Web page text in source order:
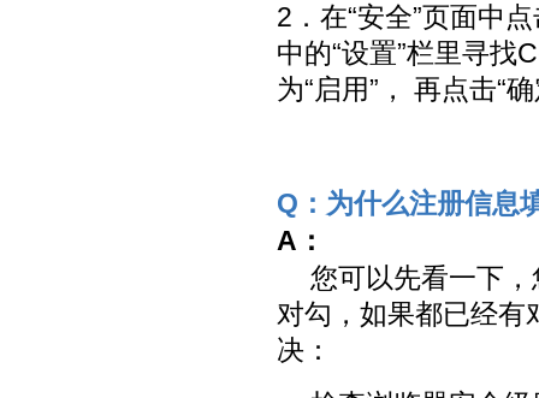
2．在“安全”页面中
中的“设置”栏里寻找
为“启用”， 再点击“
Q：为什么注册信息
A：
您可以先看一下
对勾，如果都已经有
决：